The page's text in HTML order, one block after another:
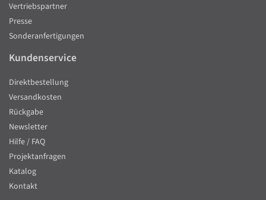
Vertriebspartner
Presse
Sonderanfertigungen
Kundenservice
Direktbestellung
Versandkosten
Rückgabe
Newsletter
Hilfe / FAQ
Projektanfragen
Katalog
Kontakt